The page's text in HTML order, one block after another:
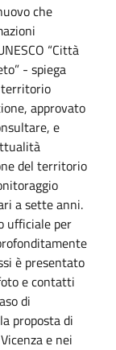
che
“Città
- spiega
territorio
approvato
e
del territorio
a sette anni.
ufficiale per
è presentato
e contatti
di
proposta di
e nei